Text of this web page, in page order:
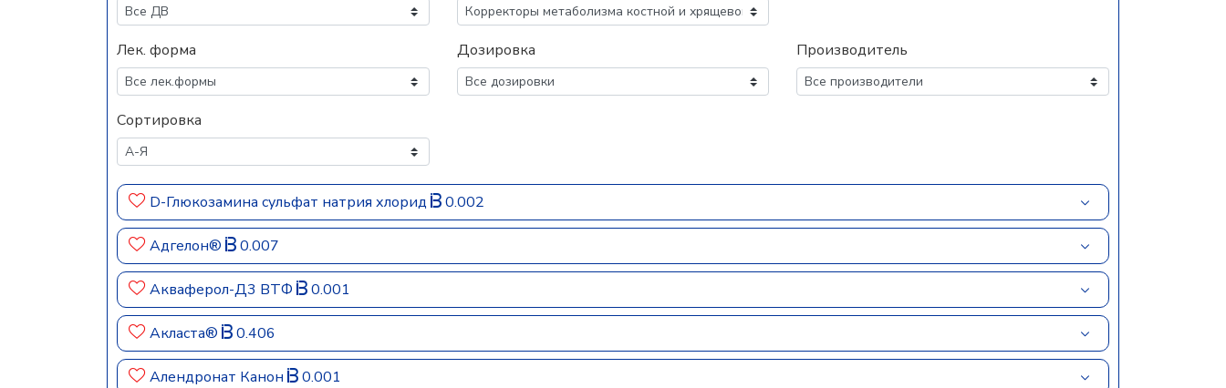
Лек. форма Дозировка Производитель
Сортировка
D-Глюкозамина сульфат натрия хлорид 0.002
Адгелон® 0.007
Акваферол-Д3 ВТФ 0.001
Акласта® 0.406
Алендронат Канон 0.001